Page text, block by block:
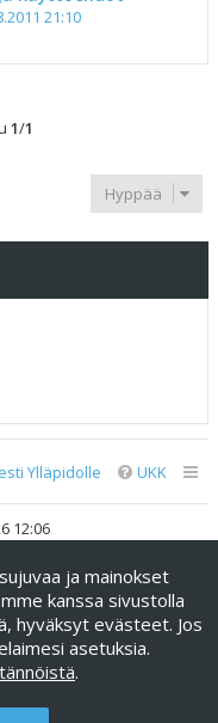
21:10
1/1
Hyppää
UKK
Ylläpidolle
12:06
® Forum Software ©
harritapio, Pettis)
Studio
ja mainokset
kanssa sivustolla
hyväksyt evästeet. Jos
asetuksia.
.